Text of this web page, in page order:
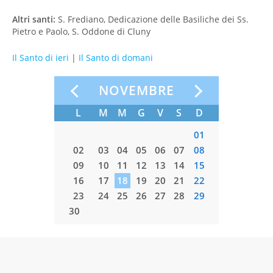
Altri santi: S. Frediano, Dedicazione delle Basiliche dei Ss.
Pietro e Paolo, S. Oddone di Cluny
Il Santo di ieri | Il Santo di domani
NOVEMBRE
L M M G V S D
01
02
03 04 05 06 07
08
09
10 11 12 13 14
15
16
17 18 19 20 21
22
23
24 25 26 27 28
29
30